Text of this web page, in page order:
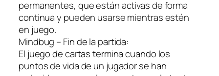
permanentes, que están activas de forma
continua y pueden usarse mientras estén
en juego.
Mindbug – Fin de la partida:
El juego de cartas termina cuando los
puntos de vida de un jugador se han